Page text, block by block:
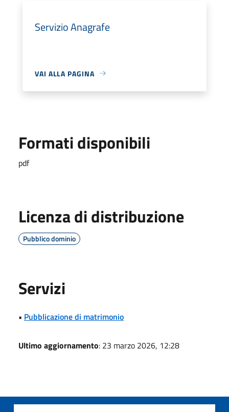
Servizio Anagrafe
VAI ALLA PAGINA
Formati disponibili
pdf
Licenza di distribuzione
Pubblico dominio
Servizi
• Pubblicazione di matrimonio
Ultimo aggiornamento: 23 marzo 2026, 12:28